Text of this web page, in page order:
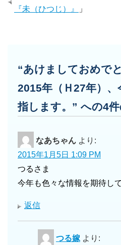
『未（ひつじ）』
」
“あけましておめで
2015年（Ｈ27年）、
指します。” への4
なあちゃん より:
2015年1月5日 1:09 PM
つるさま
今年も色々な情報を期待し
返信
つる嫁 より: